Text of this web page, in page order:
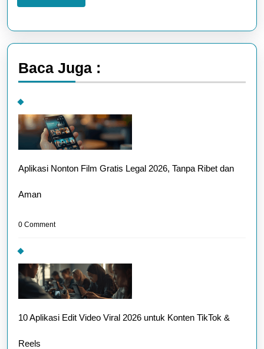
More
Baca Juga :
Aplikasi Nonton Film Gratis Legal 2026, Tanpa Ribet dan
Aman
0 Comment
10 Aplikasi Edit Video Viral 2026 untuk Konten TikTok &
Reels